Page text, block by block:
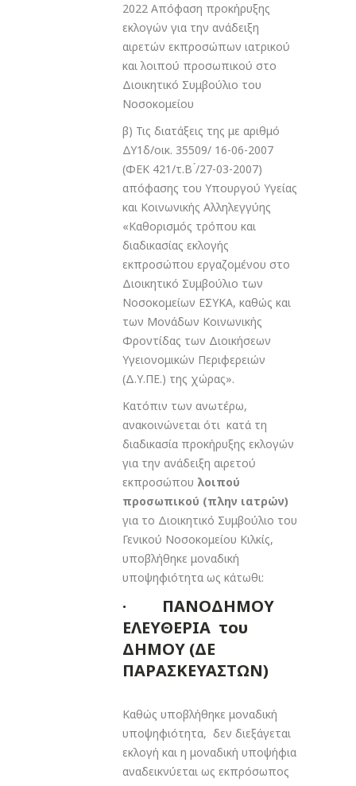
2022 Απόφαση προκήρυξης
εκλογών για την ανάδειξη
αιρετών εκπροσώπων ιατρικού
και λοιπού προσωπικού στο
Διοικητικό Συμβούλιο του
Νοσοκομείου
β) Τις διατάξεις της με αριθμό
ΔΥ1δ/οικ. 35509/ 16-06-2007
(ΦΕΚ 421/τ.Β ́/27-03-2007)
απόφασης του Υπουργού Υγείας
και Κοινωνικής Αλληλεγγύης
«Καθορισμός τρόπου και
διαδικασίας εκλογής
εκπροσώπου εργαζομένου στο
Διοικητικό Συμβούλιο των
Νοσοκομείων ΕΣΥΚΑ, καθώς και
των Μονάδων Κοινωνικής
Φροντίδας των Διοικήσεων
Υγειονομικών Περιφερειών
(Δ.Υ.ΠΕ.) της χώρας».
Κατόπιν των ανωτέρω,
ανακοινώνεται ότι κατά τη
διαδικασία προκήρυξης εκλογών
για την ανάδειξη αιρετού
εκπροσώπου λοιπού
προσωπικού (πλην ιατρών)
για το Διοικητικό Συμβούλιο του
Γενικού Νοσοκομείου Κιλκίς,
υποβλήθηκε μοναδική
υποψηφιότητα ως κάτωθι:
· ΠΑΝΟΔΗΜΟΥ
ΕΛΕΥΘΕΡΙΑ του
ΔΗΜΟΥ (ΔΕ
ΠΑΡΑΣΚΕΥΑΣΤΩΝ)
Καθώς υποβλήθηκε μοναδική
υποψηφιότητα, δεν διεξάγεται
εκλογή και η μοναδική υποψήφια
αναδεικνύεται ως εκπρόσωπος